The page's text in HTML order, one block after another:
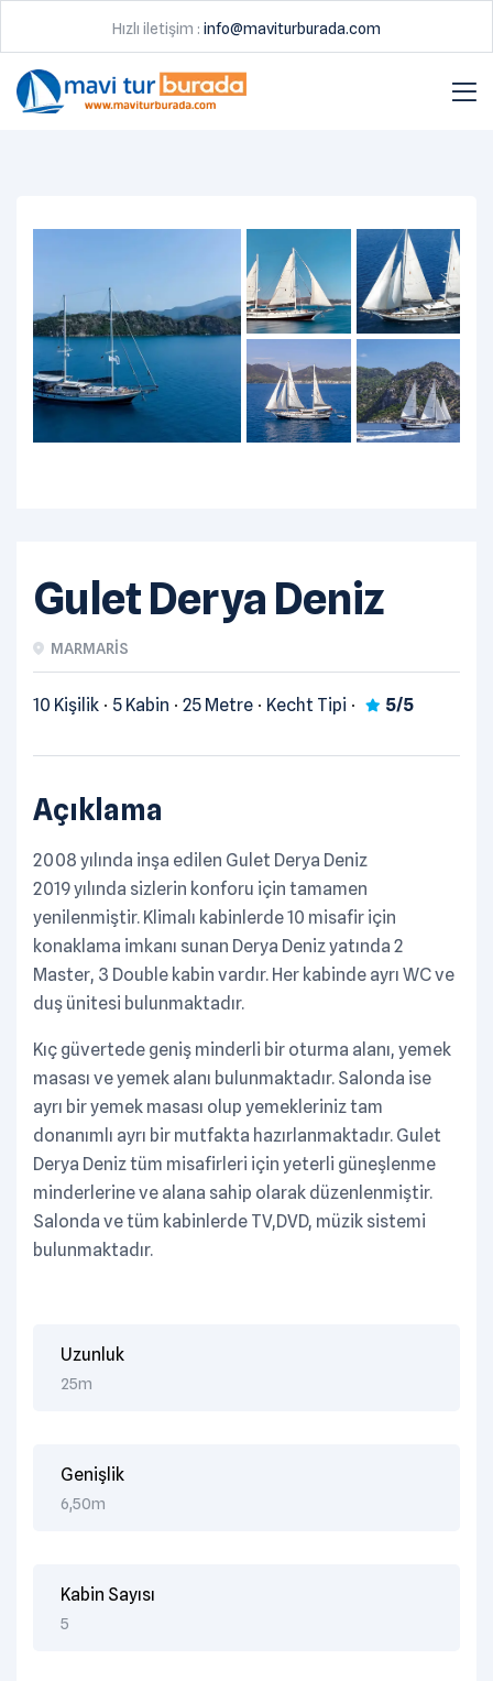
Hızlı iletişim : info@maviturburada.com
Gulet Derya Deniz
MARMARIS
10 Kişilik 5 Kabin 25 Metre Kecht Tipi 5/5
Açıklama
2008 yılında inşa edilen Gulet Derya Deniz
2019 yılında sizlerin konforu için tamamen
yenilenmiştir. Klimalı kabinlerde 10 misafir için
konaklama imkanı sunan Derya Deniz yatında 2
Master, 3 Double kabin vardır. Her kabinde ayrı WC ve
duş ünitesi bulunmaktadır.
Kıç güvertede geniş minderli bir oturma alanı, yemek
masası ve yemek alanı bulunmaktadır. Salonda ise
ayrı bir yemek masası olup yemekleriniz tam
donanımlı ayrı bir mutfakta hazırlanmaktadır. Gulet
Derya Deniz tüm misafirleri için yeterli güneşlenme
minderlerine ve alana sahip olarak düzenlenmiştir.
Salonda ve tüm kabinlerde TV,DVD, müzik sistemi
bulunmaktadır.
Uzunluk
25m
Genişlik
6,50m
Kabin Sayısı
5